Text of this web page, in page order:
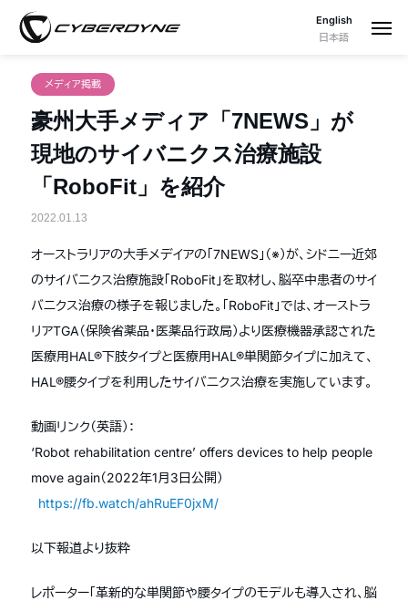
English
日本語
メディア掲載
豪州大手メディア「7NEWS」が
現地のサイバニクス治療施設
「RoboFit」を紹介
2022.01.13
オーストラリアの大手メデイアの「7NEWS」（※）が、シドニー近郊
のサイバニクス治療施設「RoboFit」を取材し、脳卒中患者のサイ
バニクス治療の様子を報じました。「RoboFit」では、オーストラ
リアTGA（保険省薬品・医薬品行政局）より医療機器承認された
医療用HAL®下肢タイプと医療用HAL®単関節タイプに加えて、
HAL®腰タイプを利用したサイバニクス治療を実施しています。
動画リンク（英語）：
‘Robot rehabilitation centre’ offers devices to help people
move again（2022年1月3日公開）
https://fb.watch/ahRuEF0jxM/
以下報道より抜粋
レポーター「革新的な単関節や腰タイプのモデルも導入され、脳